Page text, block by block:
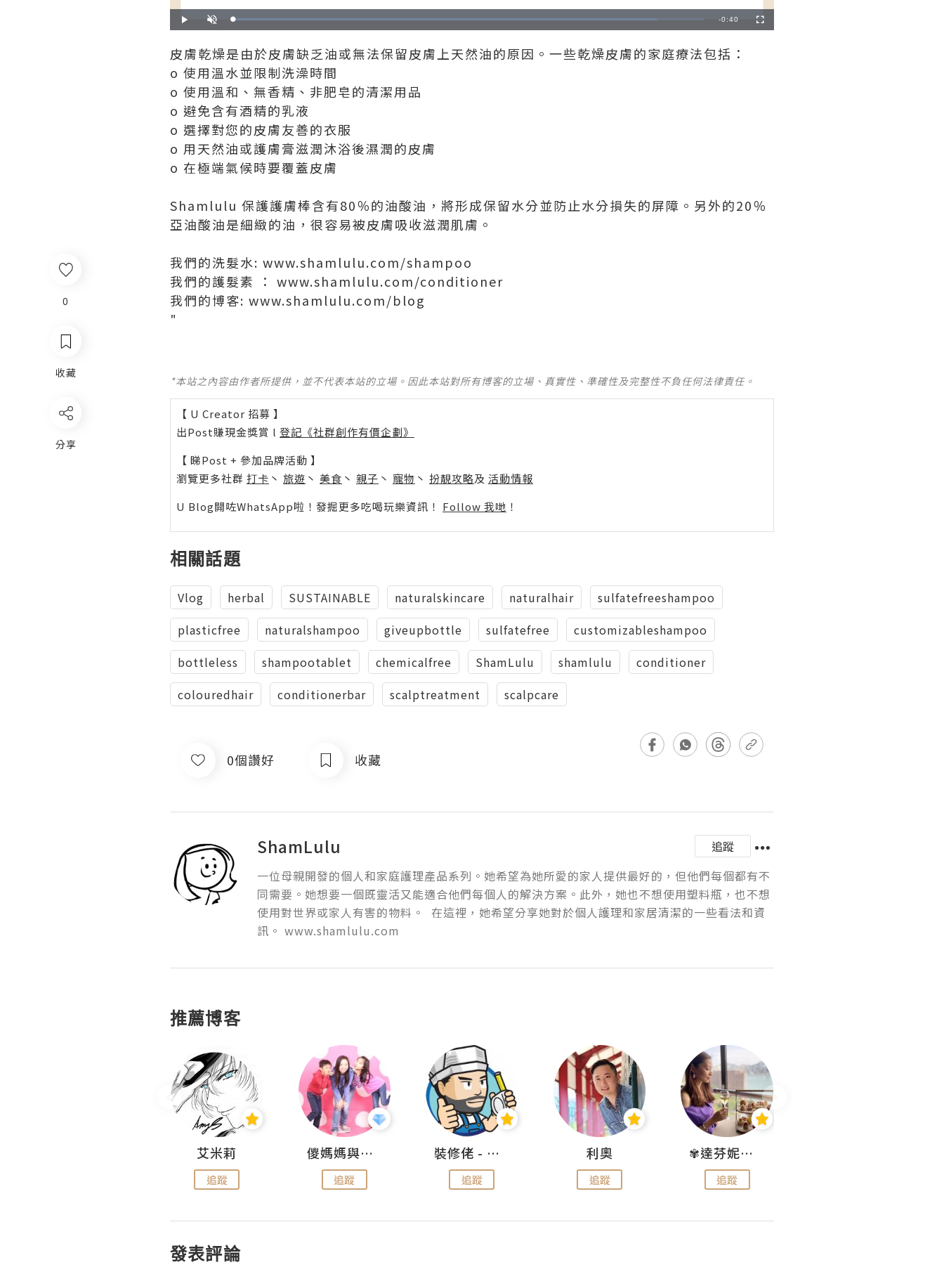
0
收藏
分享
Play Unmute Loaded:
90.00%
Remaining
-0:40 Fullscreen
皮膚乾燥是由於皮膚缺乏油或無法保留皮膚上天然油的原因。一些乾燥皮膚的家庭療法包括：
o 使用溫水並限制洗澡時間
o 使用溫和、無香精、非肥皂的清潔用品
o 避免含有酒精的乳液
o 選擇對您的皮膚友善的衣服
o 用天然油或護膚膏滋潤沐浴後濕潤的皮膚
o 在極端氣候時要覆蓋皮膚
Shamlulu 保護護膚棒含有80％的油酸油，將形成保留水分並防止水分損失的屏障。另外的20％
亞油酸油是細緻的油，很容易被皮膚吸收滋潤肌膚。
我們的洗髮水: www.shamlulu.com/shampoo
我們的護髮素 ： www.shamlulu.com/conditioner
我們的博客: www.shamlulu.com/blog
*本站之內容由作者所提供，並不代表本站的立場。因此本站對所有博客的立場、真實性、準確性及完整性不負任何法律責任。
【 U Creator 招募 】
出Post賺現金獎賞 l 登記《社群創作有價企劃》
【 睇Post + 參加品牌活動 】
瀏覽更多社群 打卡 丶 旅遊 丶 美食 丶 親子 丶 寵物 丶 扮靚攻略及 活動情報
U Blog開咗WhatsApp啦！發掘更多吃喝玩樂資訊！ Follow 我哋 ！
相關話題
Vlog herbal SUSTAINABLE naturalskincare naturalhair
sulfatefreeshampoo
plasticfree
naturalshampoo giveupbottle sulfatefree
customizableshampoo
bottleless
shampootablet chemicalfree ShamLulu shamlulu
conditioner
colouredhair
conditionerbar scalptreatment scalpcare
0個讚好 收藏
ShamLulu
追蹤
一位母親開發的個人和家庭護理產品系列。她希望為她所愛的家人提供最好的，但他們每個都有不
同需要。她想要一個既靈活又能適合他們每個人的解決方案。此外，她也不想使用塑料瓶，也不想
使用對世界或家人有害的物料。  在這裡，她希望分享她對於個人護理和家居清潔的一些看法和資
訊。 www.shamlulu.com
推薦博客
艾米莉
追蹤
儍媽媽與兩隻小魔怪之家
追蹤
裝修佬 - 香港一站式網上裝修平台
追蹤
利奧
追蹤
✾達芬妮•愛孩子•愛生活✾
追蹤
發表評論